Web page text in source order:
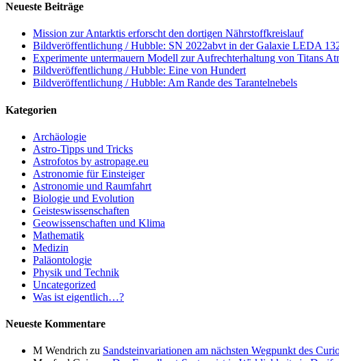
Neueste Beiträge
Mission zur Antarktis erforscht den dortigen Nährstoffkreislauf
Bildveröffentlichung / Hubble: SN 2022abvt in der Galaxie LEDA
Experimente untermauern Modell zur Aufrechterhaltung von Titans
Bildveröffentlichung / Hubble: Eine von Hundert
Bildveröffentlichung / Hubble: Am Rande des Tarantelnebels
Kategorien
Archäologie
Astro-Tipps und Tricks
Astrofotos by astropage.eu
Astronomie für Einsteiger
Astronomie und Raumfahrt
Biologie und Evolution
Geisteswissenschaften
Geowissenschaften und Klima
Mathematik
Medizin
Paläontologie
Physik und Technik
Uncategorized
Was ist eigentlich…?
Neueste Kommentare
M Wendrich zu Sandsteinvariationen am nächsten Wegpunkt des